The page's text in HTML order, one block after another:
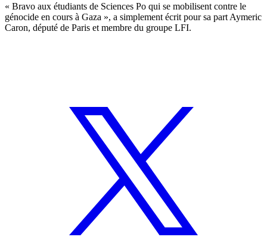
« Bravo aux étudiants de Sciences Po qui se mobilisent contre le
génocide en cours à Gaza », a simplement écrit pour sa part Aymeric
Caron, député de Paris et membre du groupe LFI.